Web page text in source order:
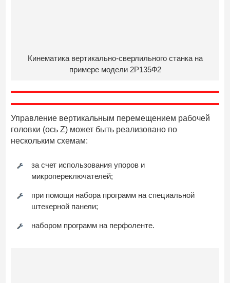
Кинематика вертикально-сверлильного станка на
примере модели 2Р135Ф2
Управление вертикальным перемещением рабочей
головки (ось Z) может быть реализовано по
нескольким схемам:
за счет использования упоров и
микропереключателей;
при помощи набора программ на специальной
штекерной панели;
набором программ на перфоленте.